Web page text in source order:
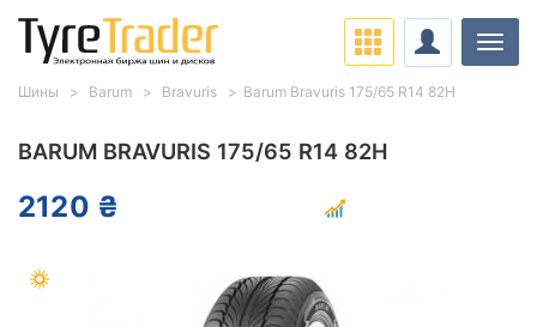
BARUM BRAVURIS 175/65 R14 82H
2120 ₴
Шины Barum Bravuris Barum Bravuris 175/65 R14 82H